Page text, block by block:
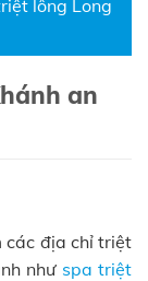
lông Long
an
các địa chỉ triệt
như spa triệt